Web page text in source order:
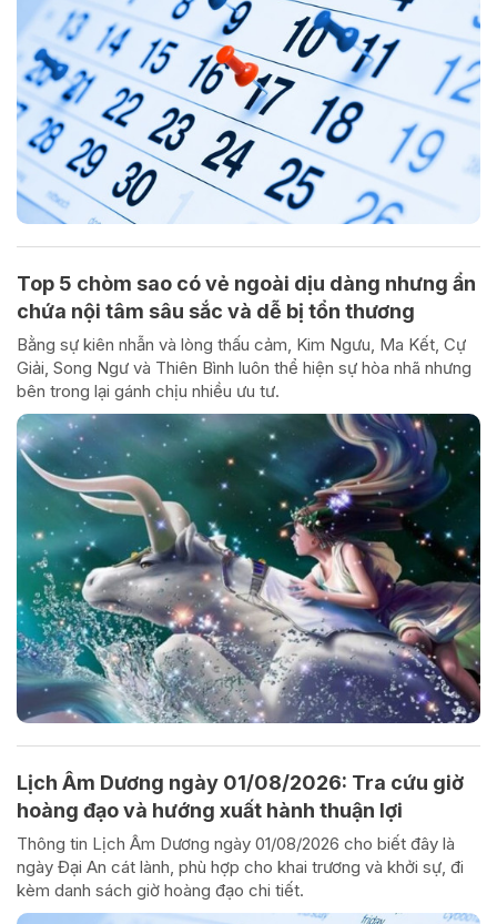
Top 5 chòm sao có vẻ ngoài dịu dàng nhưng ẩn
chứa nội tâm sâu sắc và dễ bị tổn thương
Bằng sự kiên nhẫn và lòng thấu cảm, Kim Ngưu, Ma Kết, Cự
Giải, Song Ngư và Thiên Bình luôn thể hiện sự hòa nhã nhưng
bên trong lại gánh chịu nhiều ưu tư.
Lịch Âm Dương ngày 01/08/2026: Tra cứu giờ
hoàng đạo và hướng xuất hành thuận lợi
Thông tin Lịch Âm Dương ngày 01/08/2026 cho biết đây là
ngày Đại An cát lành, phù hợp cho khai trương và khởi sự, đi
kèm danh sách giờ hoàng đạo chi tiết.